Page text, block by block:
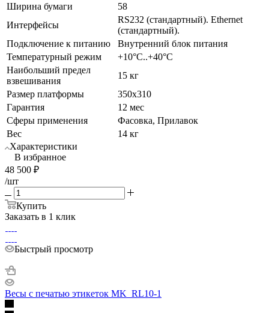
Ширина бумаги
58
Интерфейсы
RS232 (стандартный). Ethernet
(стандартный).
Подключение к питанию
Внутренний блок питания
Температурный режим
+10°C..+40°C
Наибольший предел
взвешивания
15 кг
Размер платформы
350x310
Гарантия
12 мес
Сферы применения
Фасовка, Прилавок
Вес
14 кг
Характеристики
В избранное
48 500 ₽
/шт
Купить
Заказать в 1 клик
Быстрый просмотр
Весы с печатью этикеток MK_RL10-1